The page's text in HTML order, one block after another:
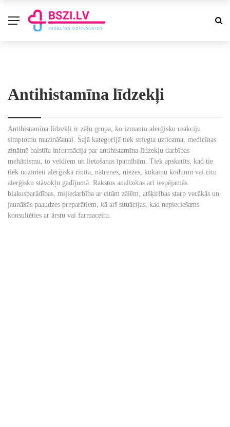
Antihistamīna līdzekļi
Antihistamīna līdzekļi ir zāļu grupa, ko izmanto alerģisku reakciju
simptomu mazināšanai. Šajā kategorijā tiek sniegta uzticama, medicīnas
zinātnē balstīta informācija par antihistamīna līdzekļu darbības
mehānismu, to veidiem un lietošanas īpatnībām. Tiek apskatīts, kad tie
tiek nozīmēti alerģiska rinīta, nātrenes, niezes, kukaiņu kodumu vai citu
alerģisku stāvokļu gadījumā. Rakstos analizētas arī iespējamās
blakusparādības, mijiedarbība ar citām zālēm, atšķirības starp vecākās un
jaunākās paaudzes preparātiem, kā arī situācijas, kad nepieciešams
konsultēties ar ārstu vai farmaceitu.